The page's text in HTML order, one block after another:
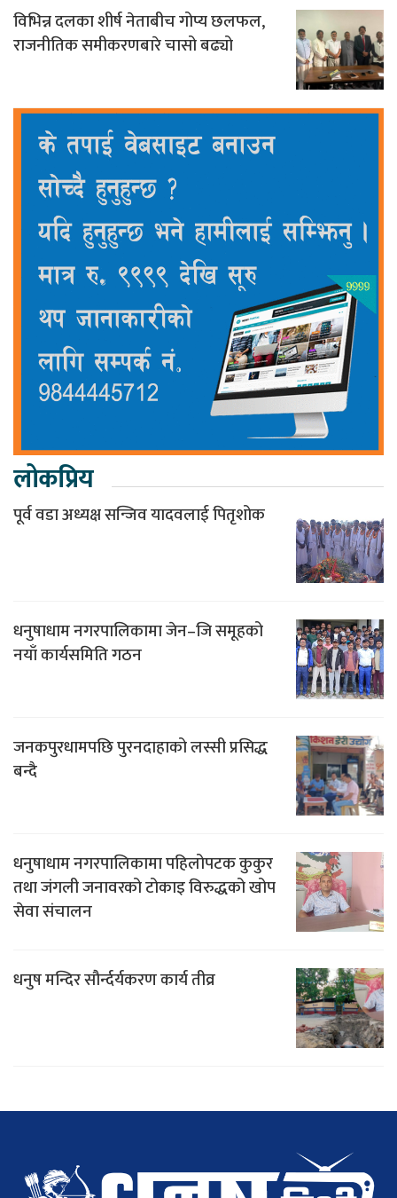
विभिन्न दलका शीर्ष नेताबीच गोप्य छलफल,
राजनीतिक समीकरणबारे चासो बढ्यो
लोकप्रिय
पूर्व वडा अध्यक्ष सन्जिव यादवलाई पितृशोक
धनुषाधाम नगरपालिकामा जेन–जि समूहको
नयाँ कार्यसमिति गठन
जनकपुरधामपछि पुरनदाहाको लस्सी प्रसिद्ध
बन्दै
धनुषाधाम नगरपालिकामा पहिलोपटक कुकुर
तथा जंगली जनावरको टोकाइ विरुद्धको खोप
सेवा संचालन
धनुष मन्दिर सौर्न्दर्यकरण कार्य तीव्र